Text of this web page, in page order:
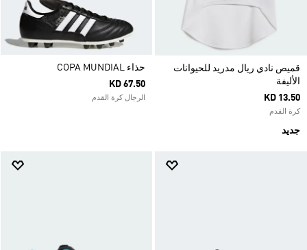
قميص نادي ريال مدريد للحيوانات
الأليفة
KD 13.50
كرة القدم
جديد
حذاء COPA MUNDIAL
KD 67.50
الرجال كرة القدم